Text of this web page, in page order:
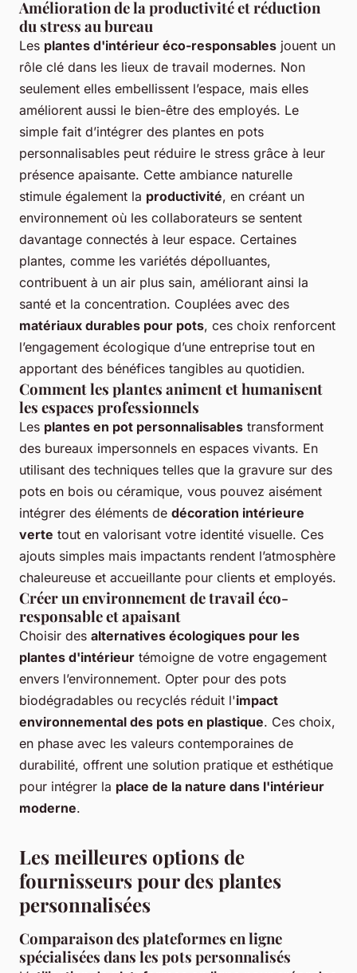
Amélioration de la productivité et réduction
du stress au bureau
Les plantes d'intérieur éco-responsables jouent un
rôle clé dans les lieux de travail modernes. Non
seulement elles embellissent l’espace, mais elles
améliorent aussi le bien-être des employés. Le
simple fait d’intégrer des plantes en pots
personnalisables peut réduire le stress grâce à leur
présence apaisante. Cette ambiance naturelle
stimule également la productivité, en créant un
environnement où les collaborateurs se sentent
davantage connectés à leur espace. Certaines
plantes, comme les variétés dépolluantes,
contribuent à un air plus sain, améliorant ainsi la
santé et la concentration. Couplées avec des
matériaux durables pour pots, ces choix renforcent
l’engagement écologique d’une entreprise tout en
apportant des bénéfices tangibles au quotidien.
Comment les plantes animent et humanisent
les espaces professionnels
Les plantes en pot personnalisables transforment
des bureaux impersonnels en espaces vivants. En
utilisant des techniques telles que la gravure sur des
pots en bois ou céramique, vous pouvez aisément
intégrer des éléments de décoration intérieure
verte tout en valorisant votre identité visuelle. Ces
ajouts simples mais impactants rendent l’atmosphère
chaleureuse et accueillante pour clients et employés.
Créer un environnement de travail éco-
responsable et apaisant
Choisir des alternatives écologiques pour les
plantes d'intérieur témoigne de votre engagement
envers l’environnement. Opter pour des pots
biodégradables ou recyclés réduit l'impact
environnemental des pots en plastique. Ces choix,
en phase avec les valeurs contemporaines de
durabilité, offrent une solution pratique et esthétique
pour intégrer la place de la nature dans l'intérieur
moderne.
Les meilleures options de
fournisseurs pour des plantes
personnalisées
Comparaison des plateformes en ligne
spécialisées dans les pots personnalisés